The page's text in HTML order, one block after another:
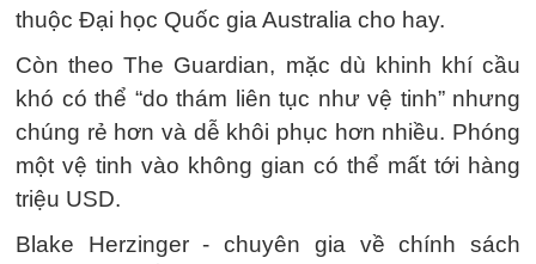
thuộc Đại học Quốc gia Australia cho hay.
Còn theo The Guardian, mặc dù khinh khí cầu
khó có thể “do thám liên tục như vệ tinh” nhưng
chúng rẻ hơn và dễ khôi phục hơn nhiều. Phóng
một vệ tinh vào không gian có thể mất tới hàng
triệu USD.
Blake Herzinger - chuyên gia về chính sách